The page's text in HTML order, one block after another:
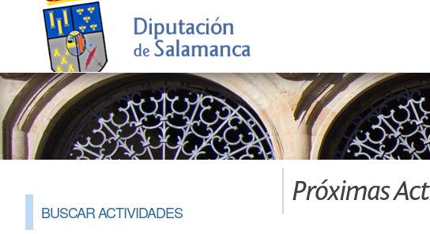
BUSCAR ACTIVIDADES
Próximas